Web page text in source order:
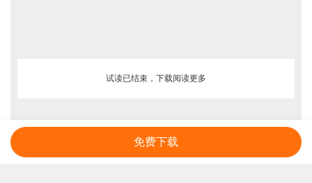
试读已结束，下载阅读更多
免费下载